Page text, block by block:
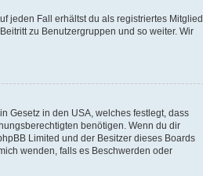
jeden Fall erhältst du als registriertes Mitglied
zu Benutzergruppen und so weiter. Wir
Gesetz in den USA, welches festlegt, dass
benötigen. Wenn du dir
Limited und der Besitzer dieses Boards
wenden, falls es Beschwerden oder